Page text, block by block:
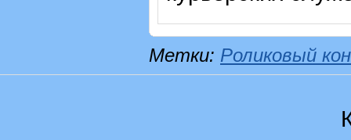
Метки: Роликовый